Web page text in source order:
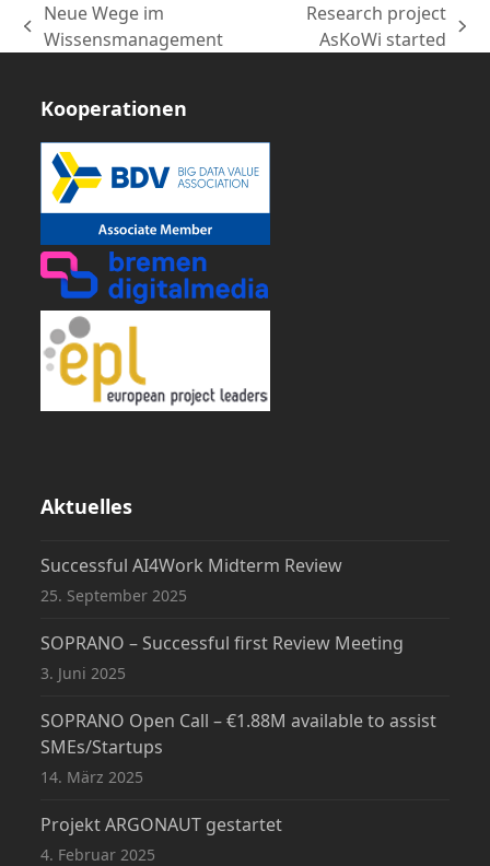
vorheriger
Neue Wege im
Wissensmanagement
Nächster
Research project
AsKoWi started
Kooperationen
Aktuelles
Successful AI4Work Midterm Review
25. September 2025
SOPRANO – Successful first Review Meeting
3. Juni 2025
SOPRANO Open Call – €1.88M available to assist
SMEs/Startups
14. März 2025
Projekt ARGONAUT gestartet
4. Februar 2025